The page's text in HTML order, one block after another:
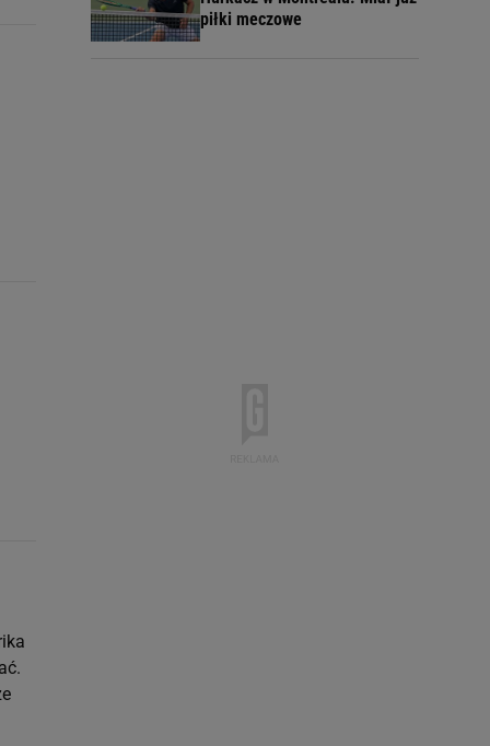
piłki meczowe